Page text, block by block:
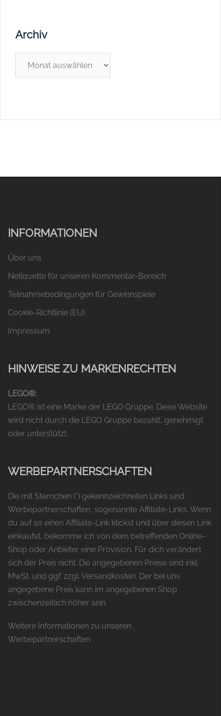
Archiv
INFORMATIONEN
Über uns
Netiquette für unseren Kommentar-Bereich
Teilnahmebedingungen für Gewinnspiele
Cookie-Richtlinie (EU)
Impressum
HINWEISE ZU MARKENRECHTEN
LEGO®:
LEGO® ist eine Marke der LEGO Gruppe. Diese Website
wird nicht durch die LEGO Gruppe bezahlt, genehmigt
oder unterstützt.
WERBEPARTNERSCHAFTEN
Die mit Sternchen (*) gekennzeichneten Links sind
Werbepartnerschaften, sogenannte Affiliate-Links. Wenn
du auf so einen Affiliate-Link klickst und über diesen Link
einkaufst, bekomme ich von dem betreffenden Online-
Shop oder Anbieter eine Provision. Für dich verändert
sich der Preis nicht. Die angegebenen Preise sind inkl.
MwSt. und ggf. zzgl. Versandkosten. Der bei uns
angegebene Preis kann im angegebenen Shop
zwischenzeitlich höher sein.
Weitere Informationen zu unseren
Werbepartnerschaften